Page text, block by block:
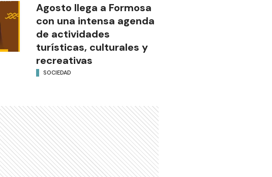
Agosto llega a Formosa
con una intensa agenda
de actividades
turísticas, culturales y
recreativas
SOCIEDAD